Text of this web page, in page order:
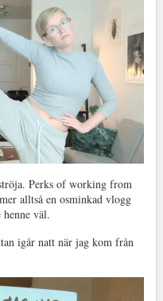
Perks of working from
alltså en osminkad vlogg
väl.
igår natt när jag kom från